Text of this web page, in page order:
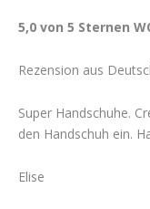
5,0 von 5 Sternen
Rezension aus
Super Handschuhe.
den Handschuh ein.
Elise